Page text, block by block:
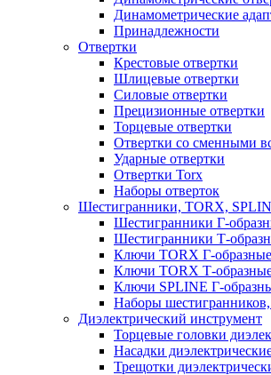
Динамометрические
Принадлежности
Отвертки
Крестовые отвертки
Шлицевые отвертки
Силовые отвертки
Прецизионные отвертки
Торцевые отвертки
Отвертки со сменными
Ударные отвертки
Отвертки Torx
Наборы отверток
Шестигранники, TORX,
Шестигранники Г-
Шестигранники Т-
Ключи TORX Г-образные
Ключи TORX Т-
Ключи SPLINE Г-
Наборы
Диэлектрический инструмент
Торцевые головки
Насадки
Трещотки